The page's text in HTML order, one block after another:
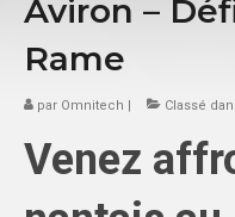
PRÉSENTATION
Contact
La ligue de
ADMINISTRATIF
DOSSIER DE
Aviron –
Rame
par Omnitech | Classé
Venez